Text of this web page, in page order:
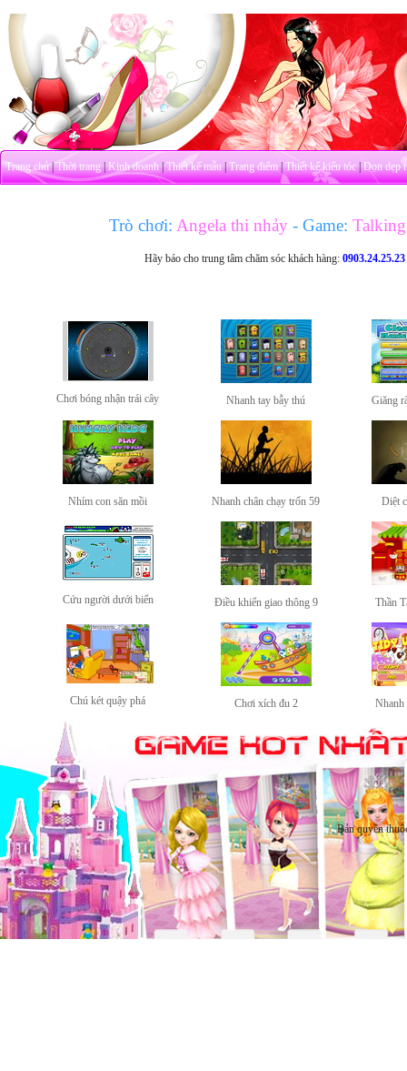
Trang chủ|Thời trang|Kinh doanh|Thiết kế mẫu|Trang điểm|Thiết kế kiểu tóc|Dọn dẹp
Trò chơi: Angela thi nhảy - Game: Talking
Hãy báo cho trung tâm chăm sóc khách hàng:0903.24.25.23
Chơi bóng nhận trái cây Nhanh tay bẫy thú Giăng
Nhím con săn mồi Nhanh chân chạy trốn 59 Diệt
Cứu người dưới biển Điều khiển giao thông 9 Thần
Chú két quậy phá Chơi xích đu 2 Nhanh
Bản quyền